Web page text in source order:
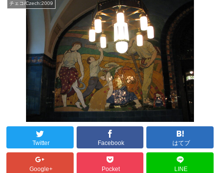
チェコ/Czech:2009
Twitter Facebook はてブ
Google+ Pocket LINE